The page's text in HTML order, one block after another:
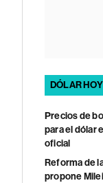
DÓLAR
Precios de
para el dólar
oficial
Reforma de
propone